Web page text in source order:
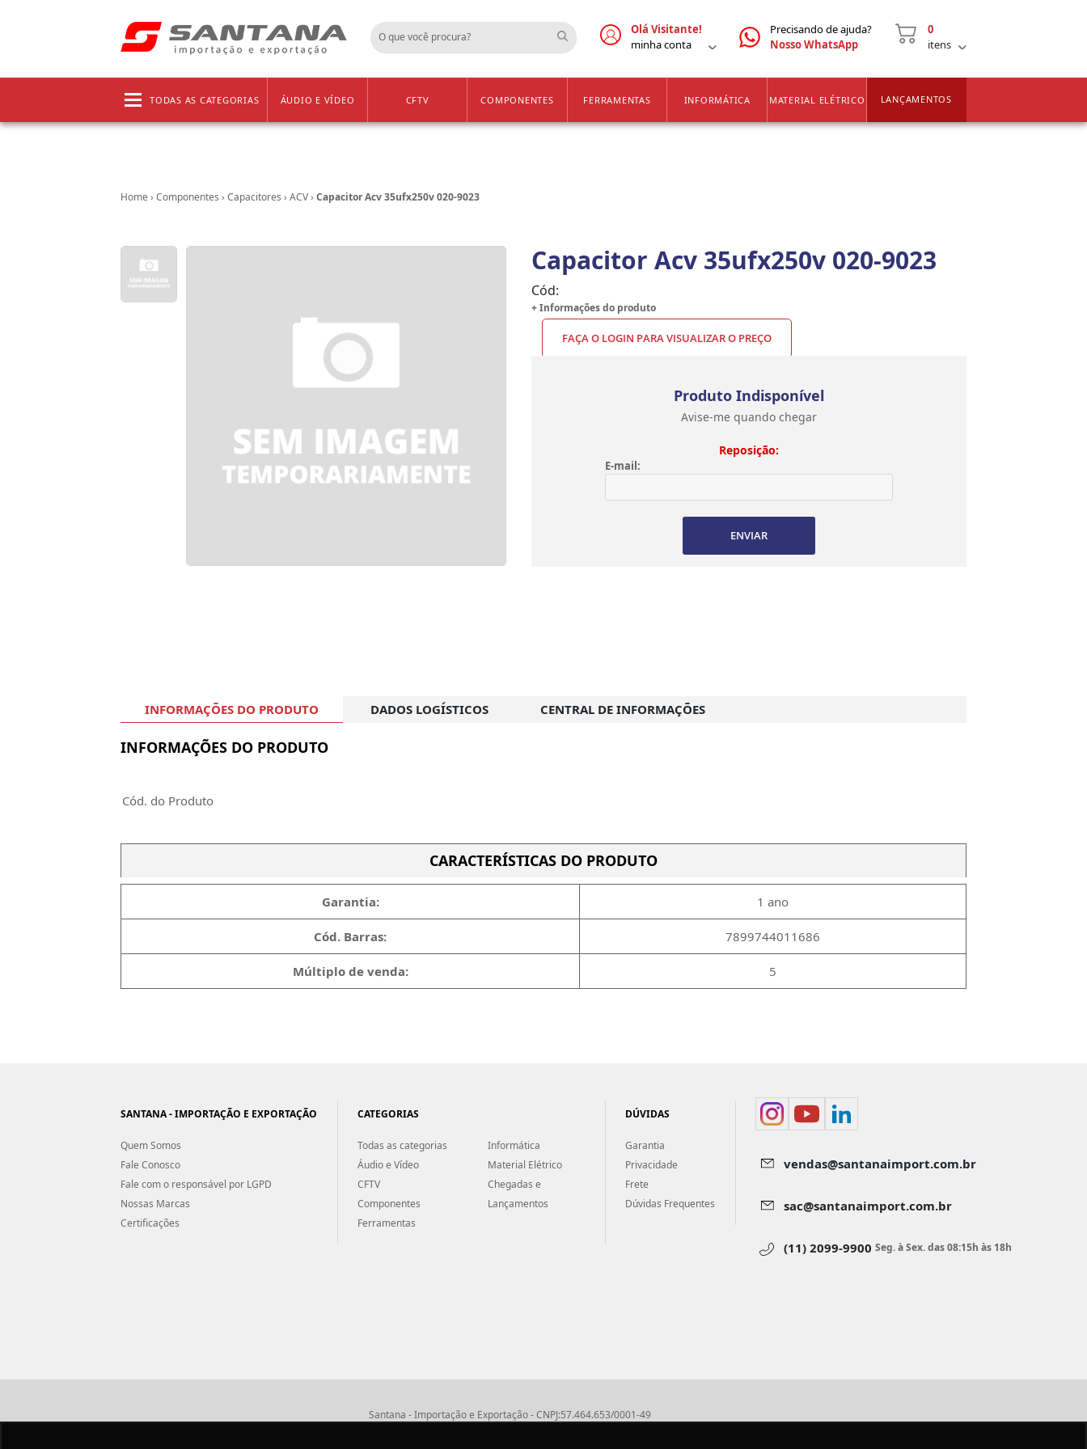
Olá Visitante!
minha conta
Precisando de ajuda?
Nosso WhatsApp
0
itens
TODAS AS CATEGORIAS ÁUDIO E VÍDEO CFTV COMPONENTES FERRAMENTAS INFORMÁTICA MATERIAL ELÉTRICO LANÇAMENTOS
Home › Componentes › Capacitores › ACV› Capacitor Acv 35ufx250v 020-9023
Capacitor Acv 35ufx250v 020-9023
Cód:
+ Informações do produto
FAÇA O LOGIN PARA VISUALIZAR O PREÇO
Produto Indisponível
Avise-me quando chegar
Reposição:
E-mail:
ENVIAR
INFORMAÇÕES DO PRODUTO DADOS LOGÍSTICOS CENTRAL DE INFORMAÇÕES
INFORMAÇÕES DO PRODUTO
Cód. do Produto
CARACTERÍSTICAS DO PRODUTO
Garantia: 1 ano
Cód. Barras: 7899744011686
Múltiplo de venda: 5
SANTANA - IMPORTAÇÃO E EXPORTAÇÃO
Quem Somos
Fale Conosco
Fale com o responsável por LGPD
Nossas Marcas
Certificações
CATEGORIAS
Todas as categorias
Áudio e Vídeo
CFTV
Componentes
Ferramentas
Informática
Material Elétrico
Chegadas e
Lançamentos
DÚVIDAS
Garantia
Privacidade
Frete
Dúvidas Frequentes
vendas@santanaimport.com.br
sac@santanaimport.com.br
(11) 2099-9900 Seg. à Sex. das 08:15h às 18h
Santana - Importação e Exportação - CNPJ:57.464.653/0001-49